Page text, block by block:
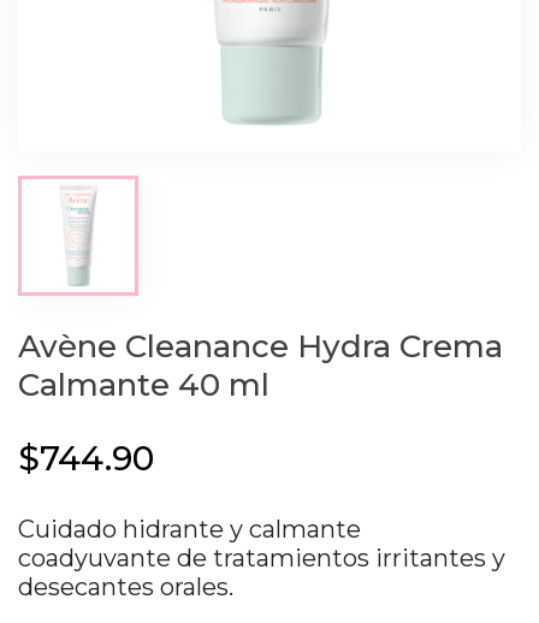
Avène Cleanance Hydra Crema
Calmante 40 ml
$744.90
Cuidado hidrante y calmante
coadyuvante de tratamientos irritantes y
desecantes orales.